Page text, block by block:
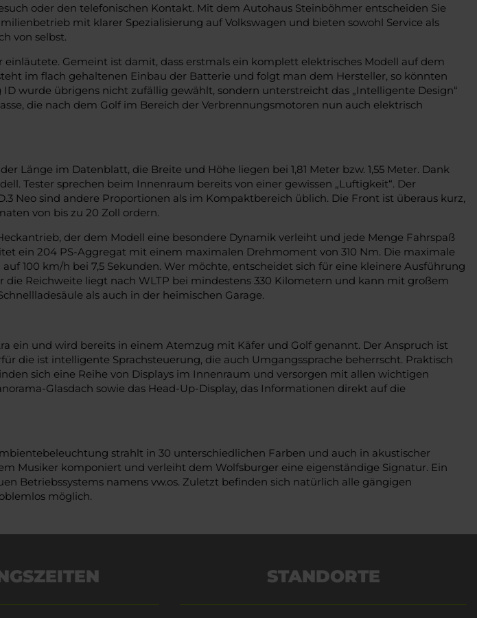
oder den telefonischen Kontakt. Mit dem Autohaus Steinböhmer entscheiden Sie
mit klarer Spezialisierung auf Volkswagen und bieten sowohl Service als
von selbst.
einläutete. Gemeint ist damit, dass erstmals ein komplett elektrisches Modell auf dem
im flach gehaltenen Einbau der Batterie und folgt man dem Hersteller, so könnten
wurde übrigens nicht zufällig gewählt, sondern unterstreicht das „Intelligente Design“
die nach dem Golf im Bereich der Verbrennungsmotoren nun auch elektrisch
Länge im Datenblatt, die Breite und Höhe liegen bei 1,81 Meter bzw. 1,55 Meter. Dank
Tester sprechen beim Innenraum bereits von einer gewissen „Luftigkeit“. Der
Neo sind andere Proportionen als im Kompaktbereich üblich. Die Front ist überaus kurz,
von bis zu 20 Zoll ordern.
der dem Modell eine besondere Dynamik verleiht und jede Menge Fahrspaß
ein 204 PS-Aggregat mit einem maximalen Drehmoment von 310 Nm. Die maximale
100 km/h bei 7,5 Sekunden. Wer möchte, entscheidet sich für eine kleinere Ausführung
Reichweite liegt nach WLTP bei mindestens 330 Kilometern und kann mit großem
als auch in der heimischen Garage.
ein und wird bereits in einem Atemzug mit Käfer und Golf genannt. Der Anspruch ist
die ist intelligente Sprachsteuerung, die auch Umgangssprache beherrscht. Praktisch
sich eine Reihe von Displays im Innenraum und versorgen mit allen wichtigen
Glasdach sowie das Head-Up-Display, das Informationen direkt auf die
strahlt in 30 unterschiedlichen Farben und auch in akustischer
Musiker komponiert und verleiht dem Wolfsburger eine eigenständige Signatur. Ein
Betriebssystems namens vw.os. Zuletzt befinden sich natürlich alle gängigen
möglich.
STANDORTE